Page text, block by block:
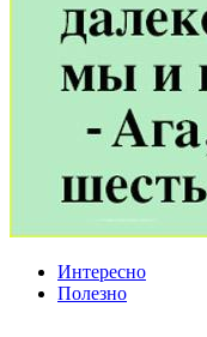
Интересно
Полезно